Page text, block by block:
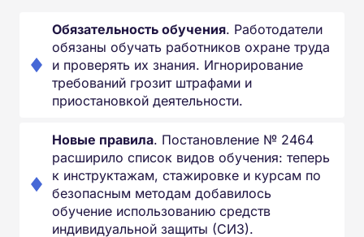
Обязательность обучения. Работодатели
обязаны обучать работников охране труда
и проверять их знания. Игнорирование
требований грозит штрафами и
приостановкой деятельности.
Новые правила. Постановление № 2464
расширило список видов обучения: теперь
к инструктажам, стажировке и курсам по
безопасным методам добавилось
обучение использованию средств
индивидуальной защиты (СИЗ).